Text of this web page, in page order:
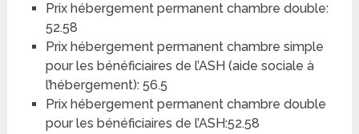
Prix hébergement permanent chambre double:
52.58
Prix hébergement permanent chambre simple
pour les bénéficiaires de l’ASH (aide sociale à
l’hébergement): 56.5
Prix hébergement permanent chambre double
pour les bénéficiaires de l’ASH:52.58